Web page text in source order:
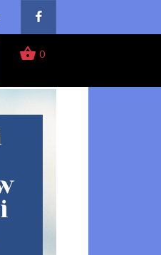
shopping_basket 0